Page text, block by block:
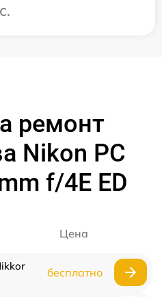
ремонт
Nikon PC
f/4E ED
Цена
бесплатно